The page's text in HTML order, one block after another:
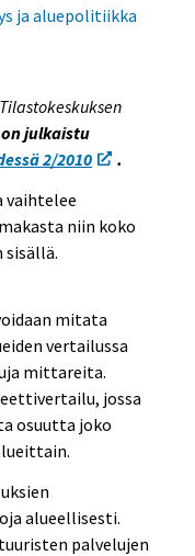
ja aluepolitiikka
julkaistu
2/2010
.
vaihtelee
niin koko
sisällä.
mitata
vertailussa
mittareita.
jossa
osuutta joko
alueellisesti.
palvelujen